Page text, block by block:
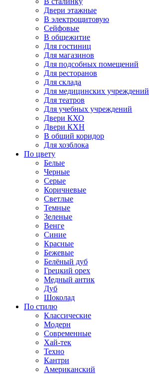
Двери этажные
В электрощитовую
Сейфовые
В общежитие
Для гостиниц
Для магазинов
Для подсобных помещений
Для ресторанов
Для склада
Для медицинских учреждений
Для театров
Для учебных учреждений
Двери КХО
Двери КХН
В общий коридор
Для хозблока
По цвету
Белые
Черные
Серые
Коричневые
Светлые
Темные
Зеленые
Венге
Синие
Красные
Бежевые
Белёный дуб
Грецкий орех
Медный антик
Дуб
Шоколад
По стилю
Классические
Модерн
Современные
Хай-тек
Техно
Кантри
Американский